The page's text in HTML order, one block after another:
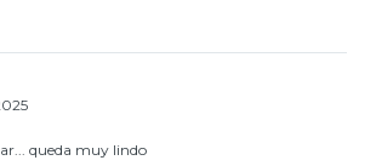
queda muy lindo